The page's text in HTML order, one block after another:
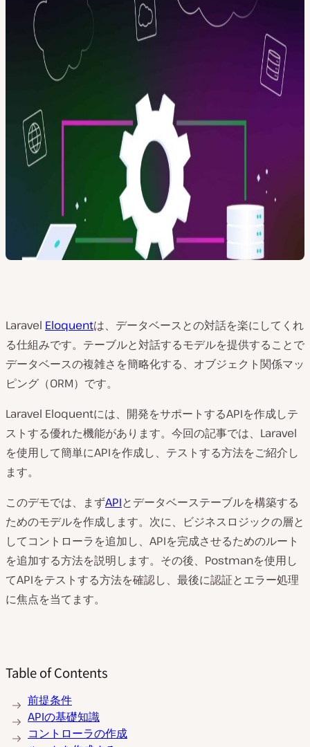
Laravel Eloquentは、データベースとの対話を楽にしてくれ
る仕組みです。テーブルと対話するモデルを提供することで
データベースの複雑さを簡略化する、オブジェクト関係マッ
ピング（ORM）です。
Laravel Eloquentには、開発をサポートするAPIを作成しテ
ストする優れた機能があります。今回の記事では、Laravel
を使用して簡単にAPIを作成し、テストする方法をご紹介し
ます。
このデモでは、まずAPIとデータベーステーブルを構築する
ためのモデルを作成します。次に、ビジネスロジックの層と
してコントローラを追加し、APIを完成させるためのルート
を追加する方法を説明します。その後、Postmanを使用し
てAPIをテストする方法を確認し、最後に認証とエラー処理
に焦点を当てます。
Table of Contents
前提条件
APIの基礎知識
コントローラの作成